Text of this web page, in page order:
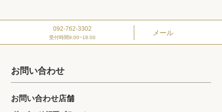
092-762-3302
受付時間9:00~18:00
メール
お問い合わせ
お問い合わせ店舗